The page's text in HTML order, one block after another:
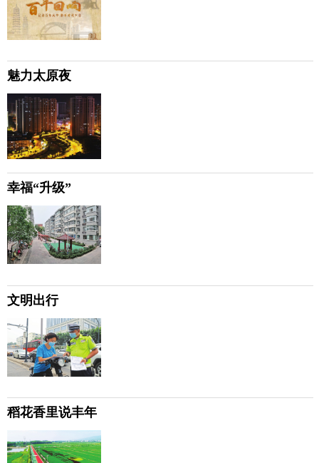
魅力太原夜
幸福“升级”
文明出行
稻花香里说丰年